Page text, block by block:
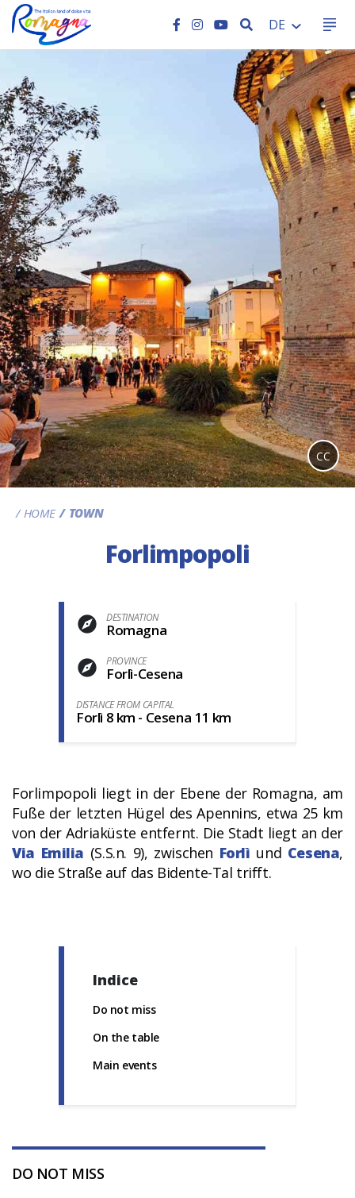
SEARCH
DE
CC
HOME TOWN
Forlimpopoli
DESTINATION
Romagna
PROVINCE
Forlì-Cesena
DISTANCE FROM CAPITAL
Forlì 8 km - Cesena 11 km
Forlimpopoli liegt in der Ebene der Romagna, am
Fuße der letzten Hügel des Apennins, etwa 25 km
von der Adriaküste entfernt. Die Stadt liegt an der
Via Emilia (S.S.n. 9), zwischen Forlì und Cesena,
wo die Straße auf das Bidente-Tal trifft.
Indice
Do not miss
On the table
Main events
DO NOT MISS